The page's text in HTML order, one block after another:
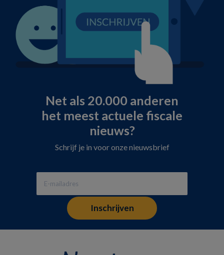
Net als 20.000 anderen
het meest actuele fiscale
nieuws?
Schrijf je in voor onze nieuwsbrief